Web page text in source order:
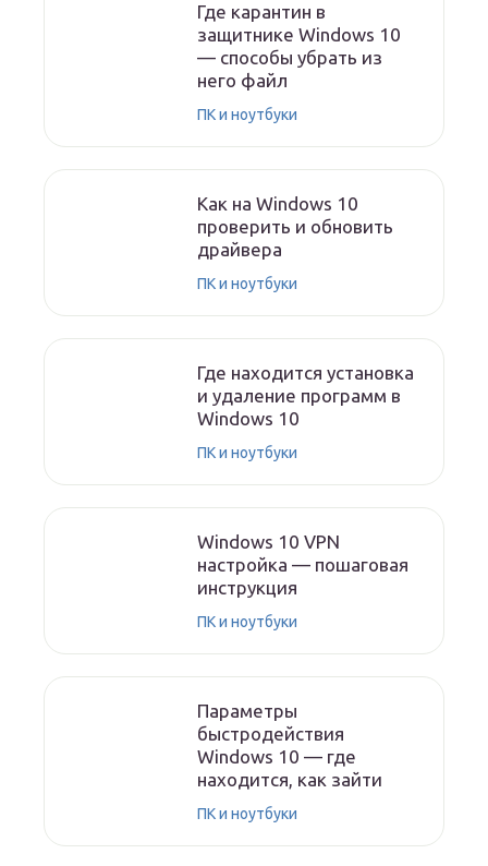
Где карантин в
защитнике Windows 10
— способы убрать из
него файл
ПК и ноутбуки
Как на Windows 10
проверить и обновить
драйвера
ПК и ноутбуки
Где находится установка
и удаление программ в
Windows 10
ПК и ноутбуки
Windows 10 VPN
настройка — пошаговая
инструкция
ПК и ноутбуки
Параметры
быстродействия
Windows 10 — где
находится, как зайти
ПК и ноутбуки